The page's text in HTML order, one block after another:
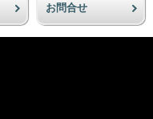
お問合せ